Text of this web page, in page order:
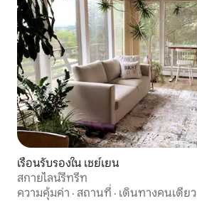
เรือนรับรองใน เชย์เยน
สกายไลน์รีทรีท
ความคุ้มค่า · สถานที่ · เดินทางคนเดียว